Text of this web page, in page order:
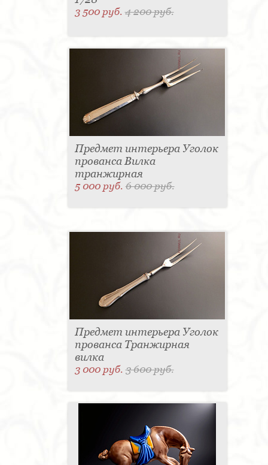
3 500 руб.4 200 руб.
Предмет интерьера Уголок
прованса Вилка
транжирная
5 000 руб.6 000 руб.
Предмет интерьера Уголок
прованса Транжирная
вилка
3 000 руб.3 600 руб.